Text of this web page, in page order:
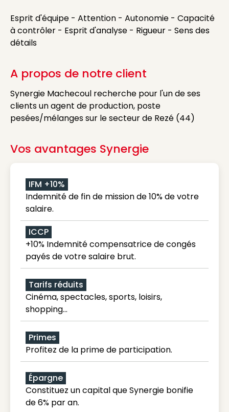
Esprit d'équipe - Attention - Autonomie - Capacité
à contrôler - Esprit d'analyse - Rigueur - Sens des
détails
A propos de notre client
Synergie Machecoul recherche pour l'un de ses
clients un agent de production, poste
pesées/mélanges sur le secteur de Rezé (44)
Vos avantages Synergie
IFM +10%
Indemnité de fin de mission de 10% de votre
salaire.
ICCP
+10% Indemnité compensatrice de congés
payés de votre salaire brut.
Tarifs réduits
Cinéma, spectacles, sports, loisirs,
shopping...
Primes
Profitez de la prime de participation.
Épargne
Constituez un capital que Synergie bonifie
de 6% par an.